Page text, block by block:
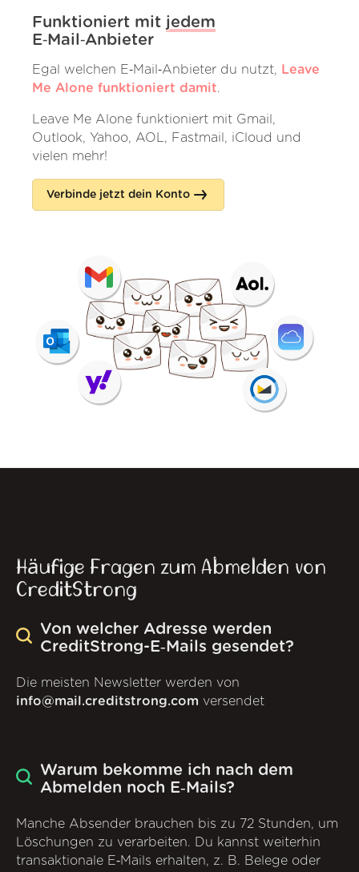
Funktioniert mit jedem
E‑Mail‑Anbieter
Egal welchen E‑Mail‑Anbieter du nutzt, Leave
Me Alone funktioniert damit.
Leave Me Alone funktioniert mit Gmail,
Outlook, Yahoo, AOL, Fastmail, iCloud und
vielen mehr!
Verbinde jetzt dein Konto
Häufige Fragen zum Abmelden von
CreditStrong
Von welcher Adresse werden
CreditStrong-E‑Mails gesendet?
Die meisten Newsletter werden von
info@mail.creditstrong.com versendet
Warum bekomme ich nach dem
Abmelden noch E‑Mails?
Manche Absender brauchen bis zu 72 Stunden, um
Löschungen zu verarbeiten. Du kannst weiterhin
transaktionale E‑Mails erhalten, z. B. Belege oder